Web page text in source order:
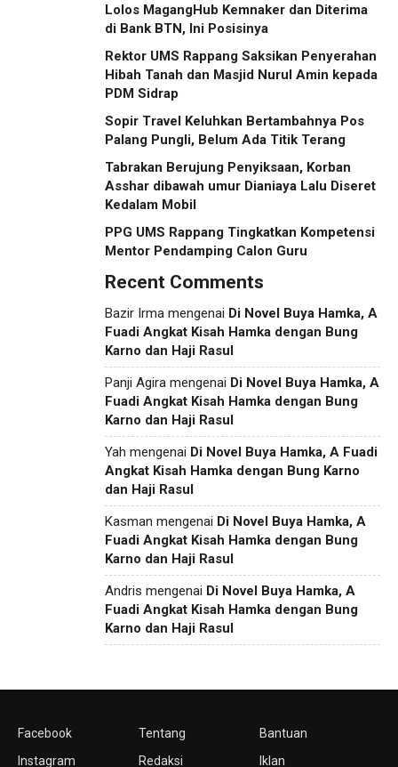
Lolos MagangHub Kemnaker dan Diterima
di Bank BTN, Ini Posisinya
Rektor UMS Rappang Saksikan Penyerahan
Hibah Tanah dan Masjid Nurul Amin kepada
PDM Sidrap
Sopir Travel Keluhkan Bertambahnya Pos
Palang Pungli, Belum Ada Titik Terang
Tabrakan Berujung Penyiksaan, Korban
Asshar dibawah umur Dianiaya Lalu Diseret
Kedalam Mobil
PPG UMS Rappang Tingkatkan Kompetensi
Mentor Pendamping Calon Guru
Recent Comments
Bazir Irma mengenai Di Novel Buya Hamka, A
Fuadi Angkat Kisah Hamka dengan Bung
Karno dan Haji Rasul
Panji Agira mengenai Di Novel Buya Hamka, A
Fuadi Angkat Kisah Hamka dengan Bung
Karno dan Haji Rasul
Yah mengenai Di Novel Buya Hamka, A Fuadi
Angkat Kisah Hamka dengan Bung Karno
dan Haji Rasul
Kasman mengenai Di Novel Buya Hamka, A
Fuadi Angkat Kisah Hamka dengan Bung
Karno dan Haji Rasul
Andris mengenai Di Novel Buya Hamka, A
Fuadi Angkat Kisah Hamka dengan Bung
Karno dan Haji Rasul
Facebook
Instagram
Tentang
Redaksi
Bantuan
Iklan